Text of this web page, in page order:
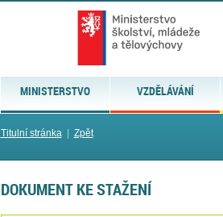
MINISTERSTVO VZDĚLÁVÁNÍ
Titulní stránka| Zpět
DOKUMENT KE STAŽENÍ